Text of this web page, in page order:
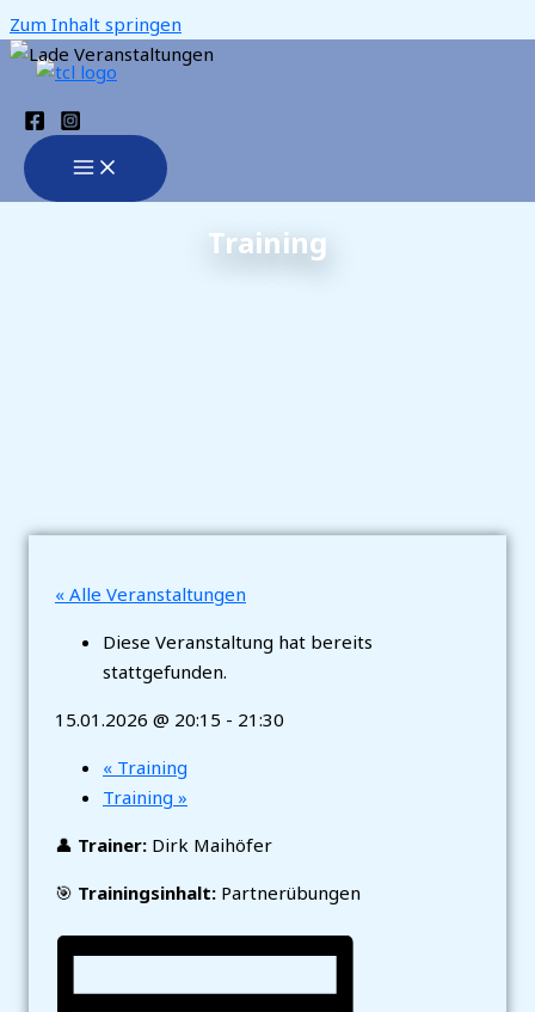
Zum Inhalt springen
Training
« Alle Veranstaltungen
Diese Veranstaltung hat bereits
stattgefunden.
15.01.2026 @ 20:15 - 21:30
« Training
Training »
👤 Trainer: Dirk Maihöfer
🎯 Trainingsinhalt: Partnerübungen